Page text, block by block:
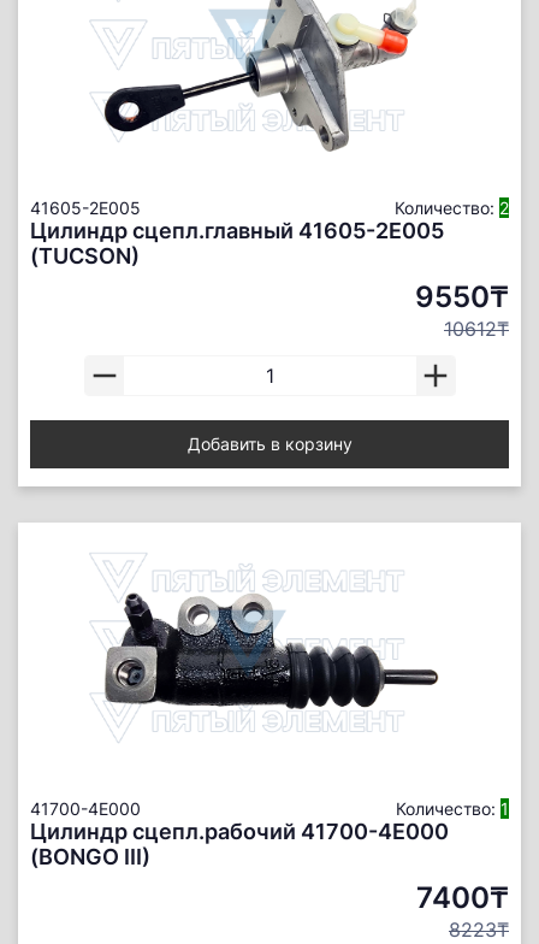
41605-2E005 Количество: 2
Цилиндр сцепл.главный 41605-2E005
(TUCSON)
9550₸
10612₸
Добавить в корзину
41700-4E000 Количество: 1
Цилиндр сцепл.рабочий 41700-4E000
(BONGO III)
7400₸
8223₸